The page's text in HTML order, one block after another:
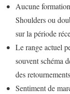
Aucune
Shoulders ou
sur la période
Le range actuel
souvent schéma
des
Sentiment de